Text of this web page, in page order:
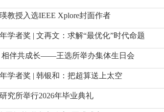
教授入选IEEE Xplore封面作者
学者奖 | 文再文：求解“最优化”时代命题
相伴共成长——王选所举办集体生日会
学者奖 | 韩银和：把超算送上太空
究所举行2026年毕业典礼